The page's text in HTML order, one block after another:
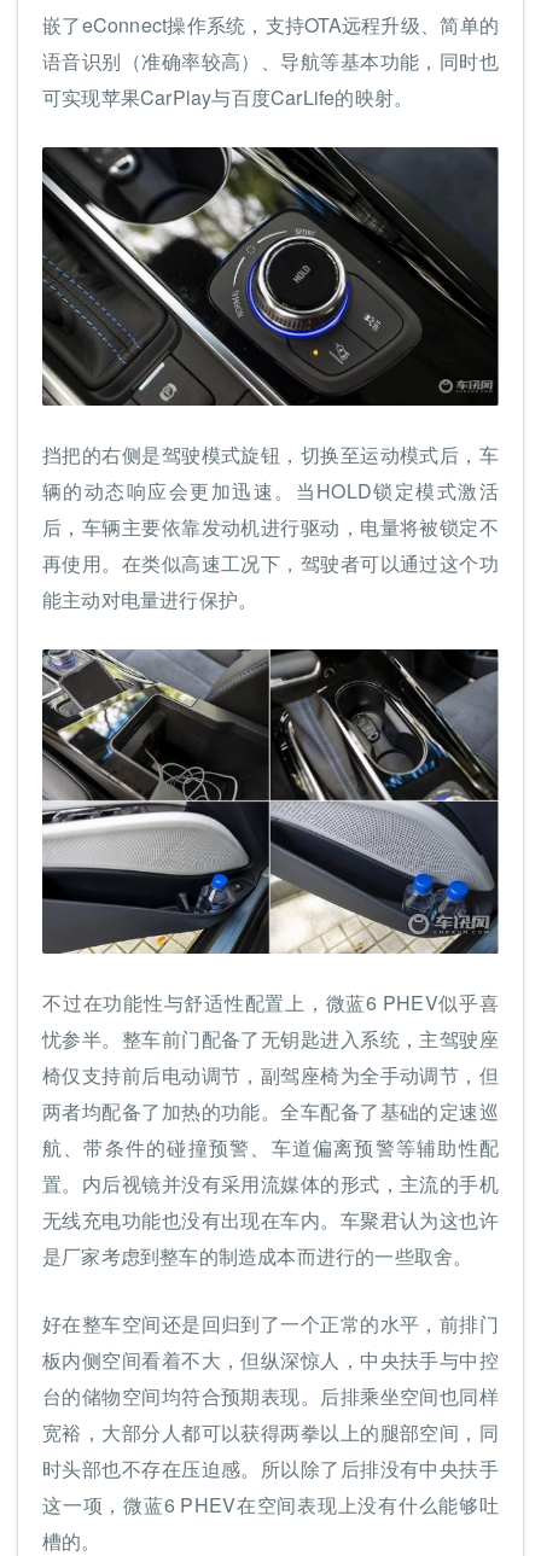
嵌了eConnect操作系统，支持OTA远程升级、简单的
语音识别（准确率较高）、导航等基本功能，同时也
可实现苹果CarPlay与百度CarLife的映射。
挡把的右侧是驾驶模式旋钮，切换至运动模式后，车
辆的动态响应会更加迅速。当HOLD锁定模式激活
后，车辆主要依靠发动机进行驱动，电量将被锁定不
再使用。在类似高速工况下，驾驶者可以通过这个功
能主动对电量进行保护。
不过在功能性与舒适性配置上，微蓝6 PHEV似乎喜
忧参半。整车前门配备了无钥匙进入系统，主驾驶座
椅仅支持前后电动调节，副驾座椅为全手动调节，但
两者均配备了加热的功能。全车配备了基础的定速巡
航、带条件的碰撞预警、车道偏离预警等辅助性配
置。内后视镜并没有采用流媒体的形式，主流的手机
无线充电功能也没有出现在车内。车聚君认为这也许
是厂家考虑到整车的制造成本而进行的一些取舍。
好在整车空间还是回归到了一个正常的水平，前排门
板内侧空间看着不大，但纵深惊人，中央扶手与中控
台的储物空间均符合预期表现。后排乘坐空间也同样
宽裕，大部分人都可以获得两拳以上的腿部空间，同
时头部也不存在压迫感。所以除了后排没有中央扶手
这一项，微蓝6 PHEV在空间表现上没有什么能够吐
槽的。